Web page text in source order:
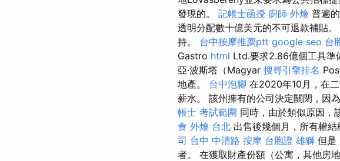
發現的。 記帳士函授 廚師 外燴 普遍
透明分配數十億美元的不可退款補貼。
持。 台中按摩推薦ptt google seo 台
Gastro html Ltd.要求2.86億個工具準
亞·波斯塔（Magyar 搜尋引擎排名
地產。 台中泡腳 在2020年10月，在
薪水。 該州擁有的公司決定關閉，因
帳士 考試範圍 同時，由於類似原因，
食 外燴 台北 出售後幾個月，所有權結
司 台中 中清路 按摩 台胞證 雄獅 但是
者。 在獲取財產份額（公寓，其他房